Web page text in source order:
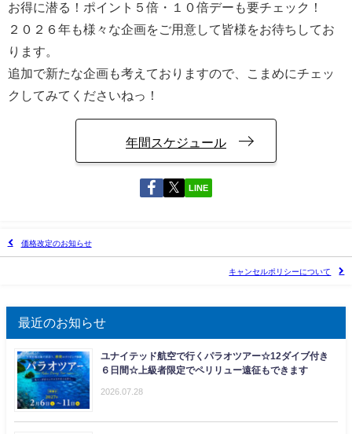
お得に潜る！ポイント５倍・１０倍デーも要チェック！
２０２６年も様々な企画をご用意して皆様をお待ちしてお
ります。
追加で新たな企画も考えておりますので、こまめにチェッ
クしてみてくださいねっ！
年間スケジュール
LINE
価格改定のお知らせ
キャンセルポリシーについて
最近のお知らせ
ユナイテッド航空で行くパラオツアー☆12ダイブ付き
６日間☆上級者限定でペリリュー遠征もできます
2026.07.28